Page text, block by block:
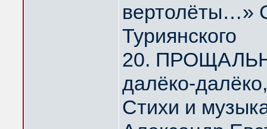
вертолёты…»
Туриянского
20.
далёко-
Стихи и